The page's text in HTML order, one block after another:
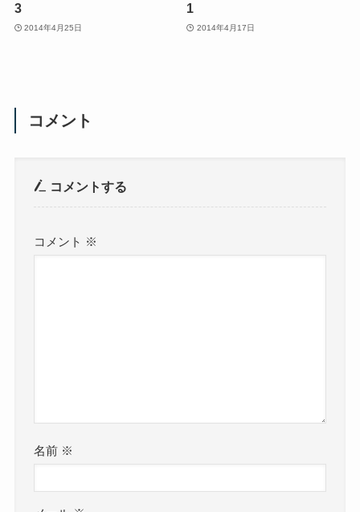
3
2014年4月25日
1
2014年4月17日
コメント
コメントする
コメント ※
名前 ※